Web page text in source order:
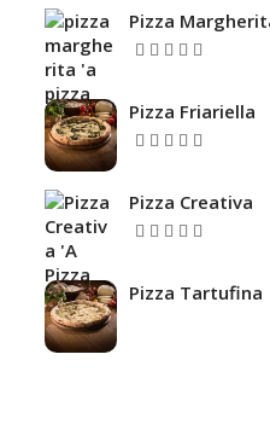
Pizza
Pizza Friariella
Pizza Creativa
Pizza Tartufina